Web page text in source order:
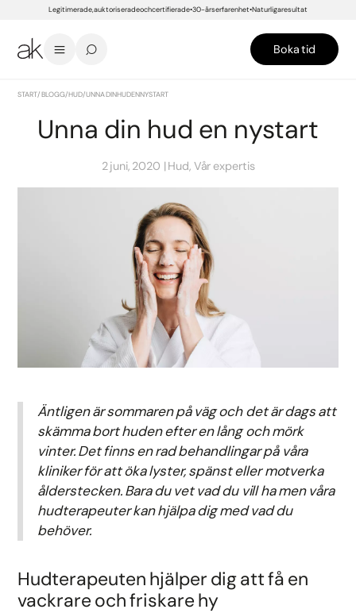
Legitimerade, auktoriserade och certifierade 30-års erfarenhet Naturliga resultat
Boka tid
START/BLOGG/HUD/UNNA DIN HUD EN NYSTART
Unna din hud en nystart
2 juni, 2020 Hud, Vår expertis
Äntligen är sommaren på väg och det är dags att
skämma bort huden efter en lång och mörk
vinter. Det finns en rad behandlingar på våra
kliniker för att öka lyster, spänst eller motverka
ålderstecken. Bara du vet vad du vill ha men våra
hudterapeuter kan hjälpa dig med vad du
behöver.
Hudterapeuten hjälper dig att få en
vackrare och friskare hy